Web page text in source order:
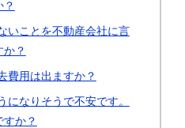
いことを不動産会社に言
か？
費用は出ますか？
になりそうで不安です。
すか？